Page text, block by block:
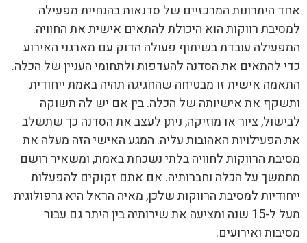
אחד היתרונות המרכזיים של סדנאות בהנחיית מפעילה
למסיבת רווקות הוא היכולת להתאים אישית את החוויה.
המפעילה עובדת בשיתוף פעולה הדוק עם מארגני האירוע
כדי להתאים את הסדנה להעדפות ולתחומי העניין של הכלה.
התאמה אישית זו מבטיחה שהחגיגה תהיה באמת ייחודית
ותשקף את אישיותה של הכלה. בין אם יש לה תשוקה
לבישול, ציור או מוזיקה, ניתן לעצב את הסדנה כך שתשלב
את הפעילויות האהובות עליה. המגע האישי הזה מעלה את
מסיבת הרווקות לחוויה בלתי נשכחת באמת, ומשאיר רושם
מתמשך על הכלה וחברותיה. אם אתם זקוקים להפעלות
ייחודיות למסיבת הרווקות שלכן, מאיה הראל היא גרפולוגית
מעל ל-15 שנה ומציעה את שירותיה בין היתר גם עבור
מסיבות ואירועים.